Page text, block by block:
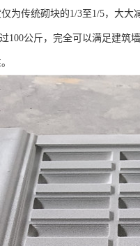
为传统砌块的1/3至1/5，大
100公斤，完全可以满足建